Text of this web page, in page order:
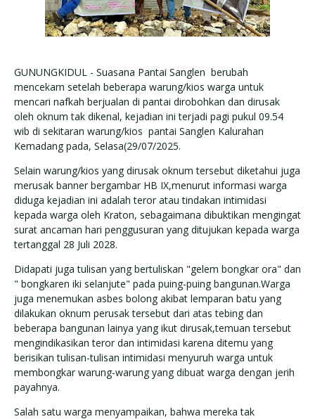
GUNUNGKIDUL - Suasana Pantai Sanglen berubah
mencekam setelah beberapa warung/kios warga untuk
mencari nafkah berjualan di pantai dirobohkan dan dirusak
oleh oknum tak dikenal, kejadian ini terjadi pagi pukul 09.54
wib di sekitaran warung/kios pantai Sanglen Kalurahan
Kemadang pada, Selasa(29/07/2025.
Selain warung/kios yang dirusak oknum tersebut diketahui juga
merusak banner bergambar HB IX,menurut informasi warga
diduga kejadian ini adalah teror atau tindakan intimidasi
kepada warga oleh Kraton, sebagaimana dibuktikan mengingat
surat ancaman hari penggusuran yang ditujukan kepada warga
tertanggal 28 Juli 2028.
Didapati juga tulisan yang bertuliskan "gelem bongkar ora" dan
" bongkaren iki selanjute" pada puing-puing bangunan.Warga
juga menemukan asbes bolong akibat lemparan batu yang
dilakukan oknum perusak tersebut dari atas tebing dan
beberapa bangunan lainya yang ikut dirusak,temuan tersebut
mengindikasikan teror dan intimidasi karena ditemu yang
berisikan tulisan-tulisan intimidasi menyuruh warga untuk
membongkar warung-warung yang dibuat warga dengan jerih
payahnya.
Salah satu warga menyampaikan, bahwa mereka tak